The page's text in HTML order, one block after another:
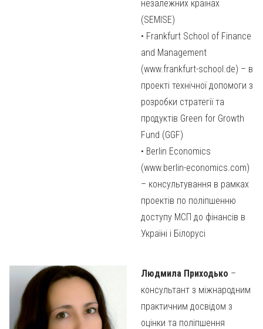
незалежних країнах
(SEMISE)
• Frankfurt School of Finance
and Management
(www.frankfurt-school.de) – в
проекті технічної допомоги з
розробки стратегії та
продуктів Green for Growth
Fund (GGF)
• Berlin Economics
(www.berlin-economics.com)
– консультування в рамках
проектів по поліпшенню
доступу МСП до фінансів в
Україні і Білорусі
Людмила Приходько –
консультант з міжнародним
практичним досвідом з
оцінки та поліпшення